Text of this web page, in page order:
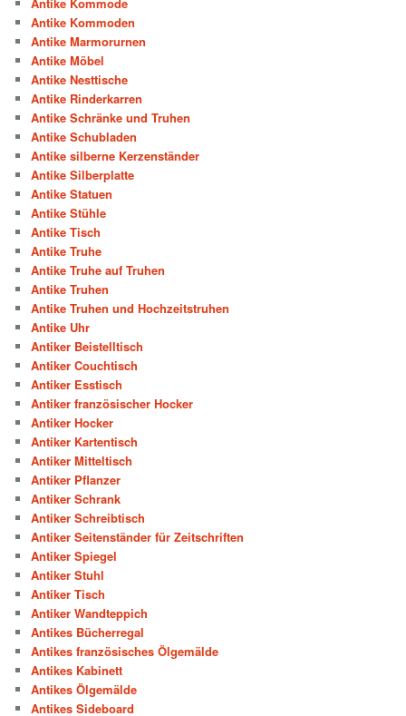
Antike Kommode
Antike Kommoden
Antike Marmorurnen
Antike Möbel
Antike Nesttische
Antike Rinderkarren
Antike Schränke und Truhen
Antike Schubladen
Antike silberne Kerzenständer
Antike Silberplatte
Antike Statuen
Antike Stühle
Antike Tisch
Antike Truhe
Antike Truhe auf Truhen
Antike Truhen
Antike Truhen und Hochzeitstruhen
Antike Uhr
Antiker Beistelltisch
Antiker Couchtisch
Antiker Esstisch
Antiker französischer Hocker
Antiker Hocker
Antiker Kartentisch
Antiker Mitteltisch
Antiker Pflanzer
Antiker Schrank
Antiker Schreibtisch
Antiker Seitenständer für Zeitschriften
Antiker Spiegel
Antiker Stuhl
Antiker Tisch
Antiker Wandteppich
Antikes Bücherregal
Antikes französisches Ölgemälde
Antikes Kabinett
Antikes Ölgemälde
Antikes Sideboard